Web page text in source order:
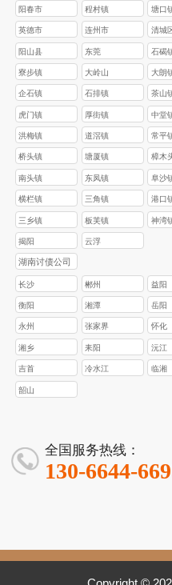
阳春市 程村镇 塘口
英德市 连州市 清城
阳山县 东莞 石碣
寮步镇 大岭山 大朗
企石镇 石排镇 茶山
虎门镇 厚街镇 中堂
洪梅镇 道滘镇 常平
桥头镇 塘厦镇 樟木
南头镇 东凤镇 阜沙
横栏镇 三角镇 港口
三乡镇 板芙镇 神湾
揭阳 云浮
湖南讨债公司
长沙 郴州 益阳
衡阳 湘潭 岳阳
永州 张家界 怀化
湘乡 耒阳 沅江
吉首 冷水江 临湘
韶山
全国服务热线：
130-6644-